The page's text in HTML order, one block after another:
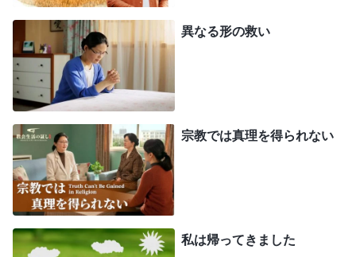
絡し、オンライン集会に出て交わるようになったけ
ど、全能神の御言葉に目からうろこだった。全能神
は言われます。「 人が贖われる前、サタンの害毒の
多くがすでに人の中に植え付けられていた。そして
サタンによって何千年も堕落させられてきた人間に
は、神に抵抗する本性がすでに定着していた。だか
らこそ、人が贖われたとき、それは人が高い代価で
買い取られるという贖い以上のものではなく、人の
中の害毒に満ちた本性は取り除かれていなかった。
ここまで汚れた人は、神に仕えるのにふさわしくな
異なる形の救い
宗教では真理を得られない
私は帰ってきました